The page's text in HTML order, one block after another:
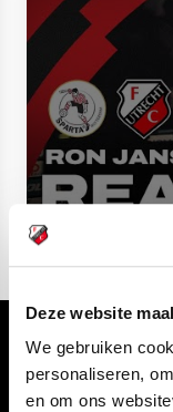
Deze website
We gebruiken
personaliseren,
en om ons
Volg ons ook via